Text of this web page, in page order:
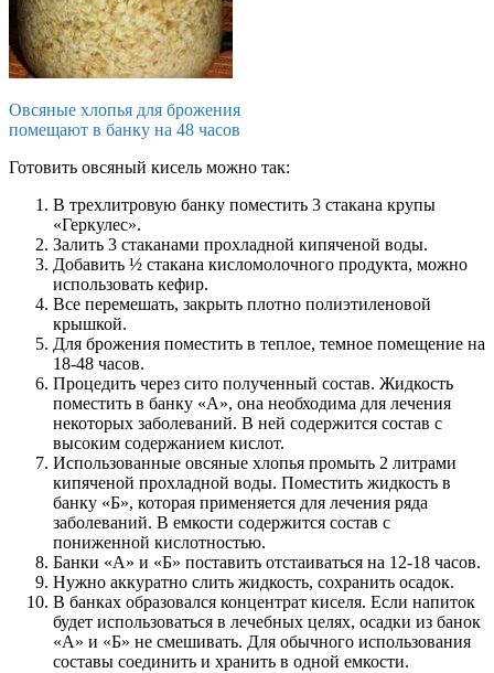
Овсяные хлопья для брожения
помещают в банку на 48 часов
Готовить овсяный кисель можно так:
В трехлитровую банку поместить 3 стакана крупы
«Геркулес».
Залить 3 стаканами прохладной кипяченой воды.
Добавить ½ стакана кисломолочного продукта, можно
использовать кефир.
Все перемешать, закрыть плотно полиэтиленовой
крышкой.
Для брожения поместить в теплое, темное помещение на
18-48 часов.
Процедить через сито полученный состав. Жидкость
поместить в банку «А», она необходима для лечения
некоторых заболеваний. В ней содержится состав с
высоким содержанием кислот.
Использованные овсяные хлопья промыть 2 литрами
кипяченой прохладной воды. Поместить жидкость в
банку «Б», которая применяется для лечения ряда
заболеваний. В емкости содержится состав с
пониженной кислотностью.
Банки «А» и «Б» поставить отстаиваться на 12-18 часов.
Нужно аккуратно слить жидкость, сохранить осадок.
В банках образовался концентрат киселя. Если напиток
будет использоваться в лечебных целях, осадки из банок
«А» и «Б» не смешивать. Для обычного использования
составы соединить и хранить в одной емкости.